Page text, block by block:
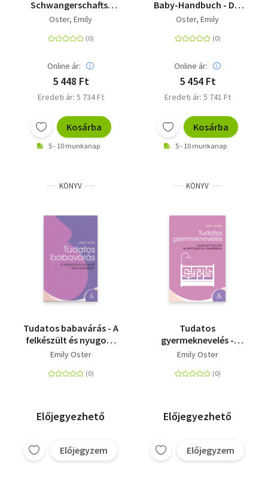
Schwangerschafts-
Handbuch - Was an
gemeinten
und was Sie wirklich
wissen müssen
Oster, Emily
Online ár:
5 448 Ft
Eredeti ár: 5 734 Ft
Kosárba
5 - 10 munkanap
Baby-Handbuch - Die
ersten vier Jahre - Was
gemeinten
und was Sie wirklich
wissen müssen
Oster, Emily
Online ár:
5 454 Ft
Eredeti ár: 5 741 Ft
Kosárba
5 - 10 munkanap
KÖNYV
Tudatos babavárás - A
felkészült és nyugodt
várandósságért
Emily Oster
Előjegyezhető
Előjegyzem
KÖNYV
Tudatos
gyermeknevelés -
Gyakorlati útmutató
útvesztőjéhez (0-3 év)
Emily Oster
Előjegyezhető
Előjegyzem